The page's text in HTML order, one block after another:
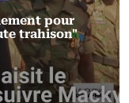
pour
trahison"